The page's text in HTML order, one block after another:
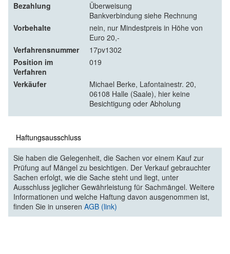
Bezahlung
Überweisung
Bankverbindung siehe Rechnung
Vorbehalte
nein, nur Mindestpreis in Höhe von
Euro 20,-
Verfahrensnummer
17pv1302
Position im
Verfahren
019
Verkäufer
Michael Berke, Lafontainestr. 20,
06108 Halle (Saale), hier keine
Besichtigung oder Abholung
Haftungsausschluss
Sie haben die Gelegenheit, die Sachen vor einem Kauf zur
Prüfung auf Mängel zu besichtigen. Der Verkauf gebrauchter
Sachen erfolgt, wie die Sache steht und liegt, unter
Ausschluss jeglicher Gewährleistung für Sachmängel. Weitere
Informationen und welche Haftung davon ausgenommen ist,
finden Sie in unseren AGB (link)